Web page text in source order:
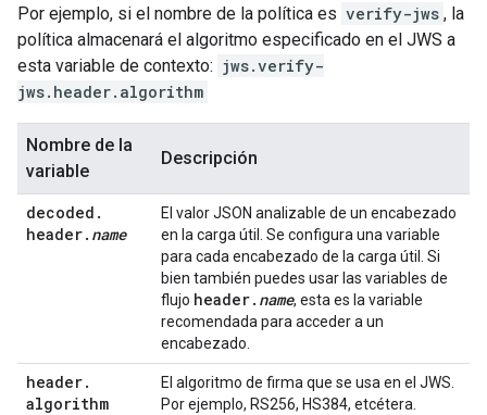
Por ejemplo, si el nombre de la política es verify-jws , la
política almacenará el algoritmo especificado en el JWS a
esta variable de contexto: jws.verify-
jws.header.algorithm
Nombre de la
variable
Descripción
decoded .
header. name
El valor JSON analizable de un encabezado
en la carga útil. Se configura una variable
para cada encabezado de la carga útil. Si
bien también puedes usar las variables de
flujo header. name, esta es la variable
recomendada para acceder a un
encabezado.
header.
algorithm
El algoritmo de firma que se usa en el JWS.
Por ejemplo, RS256, HS384, etcétera.